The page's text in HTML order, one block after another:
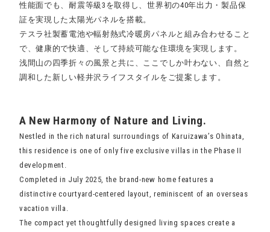
性能面でも、耐震等級3を取得し、世界初の40年出力・製品保
証を実現した太陽光パネルを搭載。
テスラ社製蓄電池や輻射熱式冷暖房パネルと組み合わせること
で、健康的で快適、そして持続可能な住環境を実現します。
浅間山の四季折々の風景と共に、ここでしか叶わない、自然と
調和した新しい軽井沢ライフスタイルをご提案します。
A New Harmony of Nature and Living.
Nestled in the rich natural surroundings of Karuizawa’s Ohinata,
this residence is one of only five exclusive villas in the Phase II
development.
Completed in July 2025, the brand-new home features a
distinctive courtyard-centered layout, reminiscent of an overseas
vacation villa.
The compact yet thoughtfully designed living spaces create a